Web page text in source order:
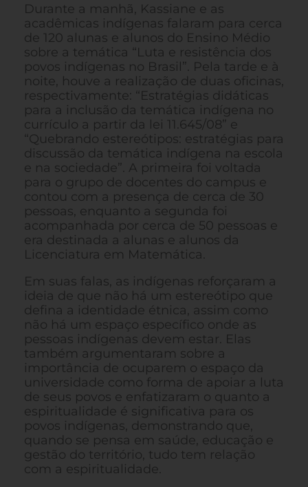
Durante a manhã, Kassiane e as
acadêmicas indígenas falaram para cerca
de 120 alunas e alunos do Ensino Médio
sobre a temática “Luta e resistência dos
povos indígenas no Brasil”. Pela tarde e à
noite, houve a realização de duas oficinas,
respectivamente: “Estratégias didáticas
para a inclusão da temática indígena no
currículo a partir da lei 11.645/08” e
“Quebrando estereótipos: estratégias para
discussão da temática indígena na escola
e na sociedade”. A primeira foi voltada
para o grupo de docentes do campus e
contou com a presença de cerca de 30
pessoas, enquanto a segunda foi
acompanhada por cerca de 50 pessoas e
era destinada a alunas e alunos da
Licenciatura em Matemática.
Em suas falas, as indígenas reforçaram a
ideia de que não há um estereótipo que
defina a identidade étnica, assim como
não há um espaço específico onde as
pessoas indígenas devem estar. Elas
também argumentaram sobre a
importância de ocuparem o espaço da
universidade como forma de apoiar a luta
de seus povos e enfatizaram o quanto a
espiritualidade é significativa para os
povos indígenas, demonstrando que,
quando se pensa em saúde, educação e
gestão do território, tudo tem relação
com a espiritualidade.